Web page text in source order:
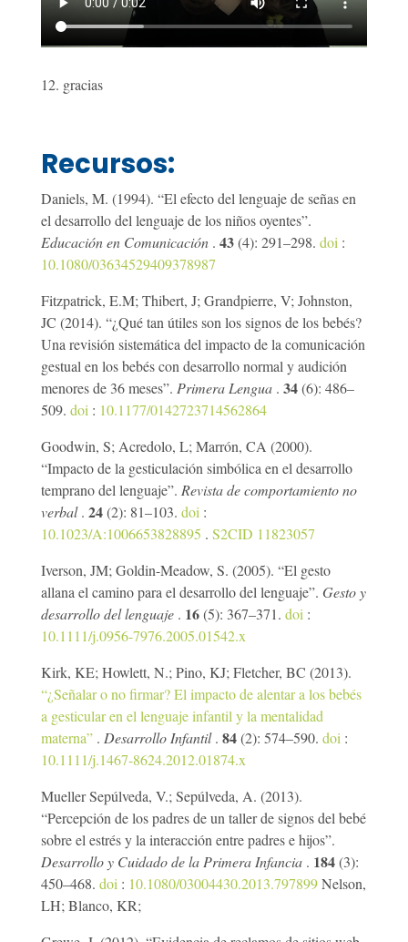
12. gracias
Recursos:
Daniels, M. (1994). “El efecto del lenguaje de señas en
el desarrollo del lenguaje de los niños oyentes”.
Educación en Comunicación . 43 (4): 291–298. doi :
10.1080/03634529409378987
Fitzpatrick, E.M; Thibert, J; Grandpierre, V; Johnston,
JC (2014). “¿Qué tan útiles son los signos de los bebés?
Una revisión sistemática del impacto de la comunicación
gestual en los bebés con desarrollo normal y audición
menores de 36 meses”. Primera Lengua . 34 (6): 486–
509. doi : 10.1177/0142723714562864
Goodwin, S; Acredolo, L; Marrón, CA (2000).
“Impacto de la gesticulación simbólica en el desarrollo
temprano del lenguaje”. Revista de comportamiento no
verbal . 24 (2): 81–103. doi :
10.1023/A:1006653828895 . S2CID 11823057
Iverson, JM; Goldin-Meadow, S. (2005). “El gesto
allana el camino para el desarrollo del lenguaje”. Gesto y
desarrollo del lenguaje . 16 (5): 367–371. doi :
10.1111/j.0956-7976.2005.01542.x
Kirk, KE; Howlett, N.; Pino, KJ; Fletcher, BC (2013).
“¿Señalar o no firmar? El impacto de alentar a los bebés
a gesticular en el lenguaje infantil y la mentalidad
materna” . Desarrollo Infantil . 84 (2): 574–590. doi :
10.1111/j.1467-8624.2012.01874.x
Mueller Sepúlveda, V.; Sepúlveda, A. (2013).
“Percepción de los padres de un taller de signos del bebé
sobre el estrés y la interacción entre padres e hijos”.
Desarrollo y Cuidado de la Primera Infancia . 184 (3):
450–468. doi : 10.1080/03004430.2013.797899 Nelson,
LH; Blanco, KR;